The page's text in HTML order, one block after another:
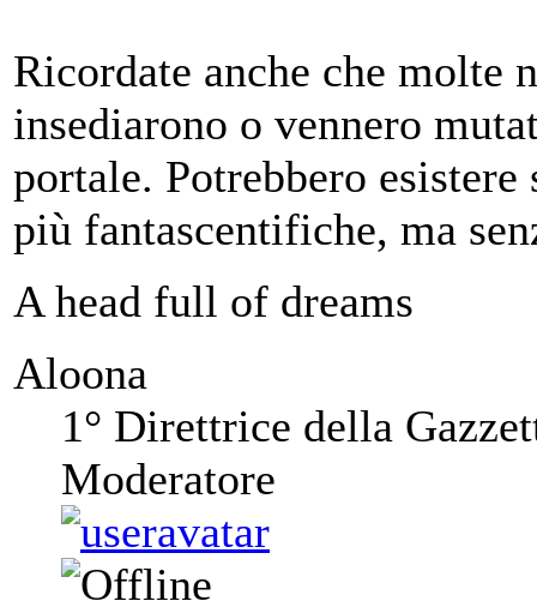
Ricordate anche che molte
insediarono o vennero
portale. Potrebbero
più fantascentifiche, ma
A head full of dreams
Aloona
1° Direttrice della
Moderatore